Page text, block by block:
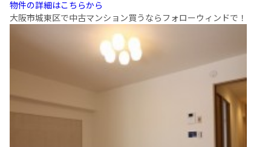
物件の詳細はこちらから
大阪市城東区で中古マンション買うならフォローウィンドで！